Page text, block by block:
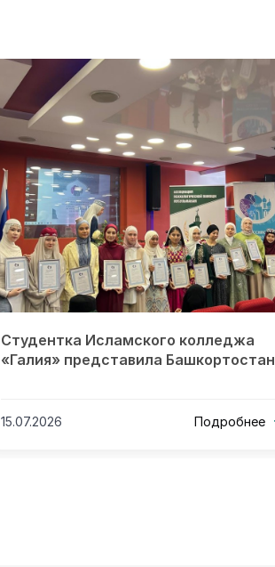
Студентка Исламского колледжа
«Галия» представила Башкортостан
15.07.2026 Подробнее